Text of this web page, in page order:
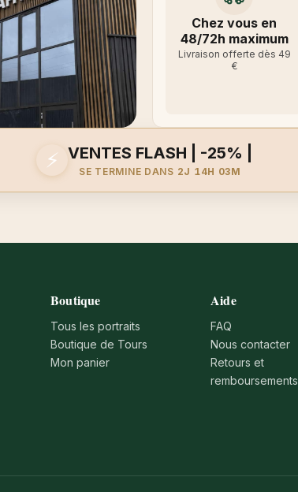
Chez vous en
48/72h maximum
Livraison offerte dès 49
€
⚡ VENTES FLASH | -25% |
SE TERMINE DANS 2J 14H 03M
Boutique
Tous les portraits
Boutique de Tours
Mon panier
Aide
FAQ
Nous contacter
Retours et
remboursements